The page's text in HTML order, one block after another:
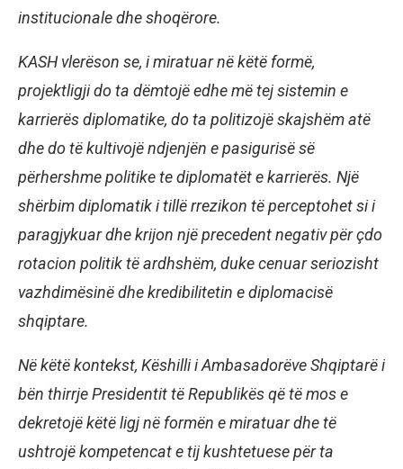
institucionale dhe shoqërore.
KASH vlerëson se, i miratuar në këtë formë,
projektligji do ta dëmtojë edhe më tej sistemin e
karrierës diplomatike, do ta politizojë skajshëm atë
dhe do të kultivojë ndjenjën e pasigurisë së
përhershme politike te diplomatët e karrierës. Një
shërbim diplomatik i tillë rrezikon të perceptohet si i
paragjykuar dhe krijon një precedent negativ për çdo
rotacion politik të ardhshëm, duke cenuar seriozisht
vazhdimësinë dhe kredibilitetin e diplomacisë
shqiptare.
Në këtë kontekst, Këshilli i Ambasadorëve Shqiptarë i
bën thirrje Presidentit të Republikës që të mos e
dekretojë këtë ligj në formën e miratuar dhe të
ushtrojë kompetencat e tij kushtetuese për ta